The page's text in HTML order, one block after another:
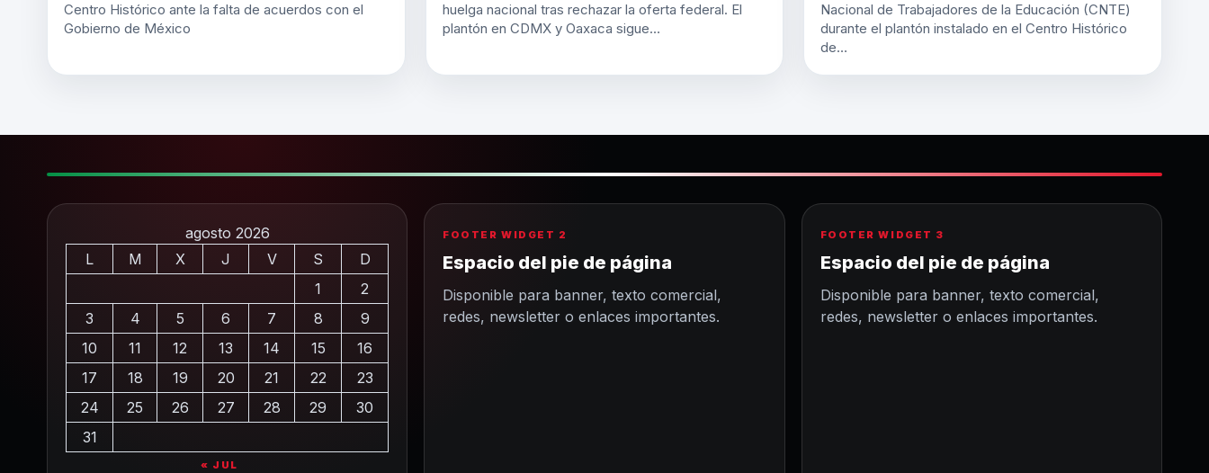
Centro Histórico ante la falta de acuerdos con el
Gobierno de México
huelga nacional tras rechazar la oferta federal. El
plantón en CDMX y Oaxaca sigue…
Nacional de Trabajadores de la Educación (CNTE)
durante el plantón instalado en el Centro Histórico
de…
agosto 2026
L
M X J V S
D
1
2
3
4 5 6 7 8
9
10
11 12 13 14 15
16
17
18 19 20 21 22
23
24
25 26 27 28 29
30
31
« JUL
FOOTER WIDGET 2
Espacio del pie de página
Disponible para banner, texto comercial,
redes, newsletter o enlaces importantes.
FOOTER WIDGET 3
Espacio del pie de página
Disponible para banner, texto comercial,
redes, newsletter o enlaces importantes.